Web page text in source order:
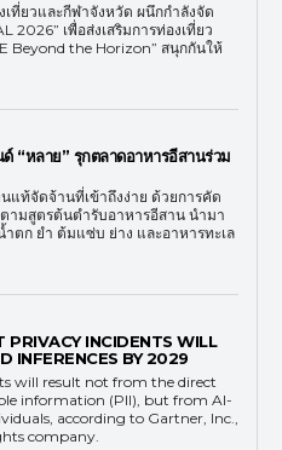
ที่ยวและกีฬาจังหวัด ผนึกกำลังจัด
2026” เพื่อส่งเสริมการท่องเที่ยว
Beyond the Horizon” สนุกกันให้
“หลาย” รุกตลาดอาหารอีสานร่วม
แท้จัดจ้านที่เข้าถึงง่าย ด้วยการคัด
ามสูตรต้นตำรับอาหารอีสาน นำมา
ตก ยำ ต้มแซ่บ ย่าง และอาหารทะเล
PRIVACY INCIDENTS WILL
INFERENCES BY 2029
will result not from the direct
information (PII), but from AI-
according to Gartner, Inc.,
company.